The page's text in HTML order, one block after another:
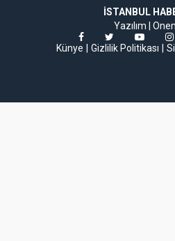
İSTANBUL
Yazılım |
Künye
Gizlilik Politikası